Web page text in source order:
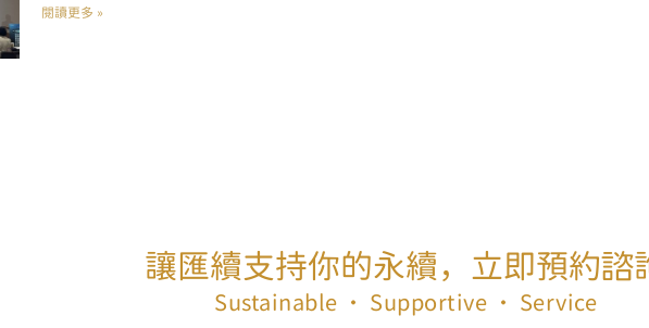
閱讀更多 »
讓匯續支持你的永續，立即預約諮
Sustainable ‧ Supportive ‧ Service